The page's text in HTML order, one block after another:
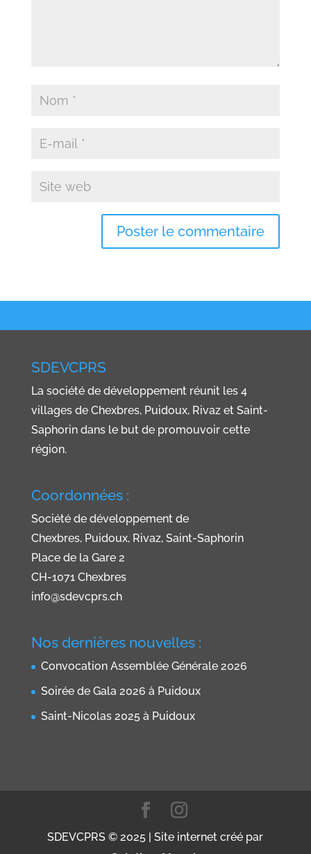
t
n
a
t
i
v
:
SDEVCPRS
La société de développement réunit les 4
villages de Chexbres, Puidoux, Rivaz et Saint-
Saphorin dans le but de promouvoir cette
région.
Coordonnées :
Société de développement de
Chexbres, Puidoux, Rivaz, Saint-Saphorin
Place de la Gare 2
CH-1071 Chexbres
info@sdevcprs.ch
Nos dernières nouvelles :
Convocation Assemblée Générale 2026
Soirée de Gala 2026 à Puidoux
Saint-Nicolas 2025 à Puidoux
SDEVCPRS © 2025 | Site internet créé par